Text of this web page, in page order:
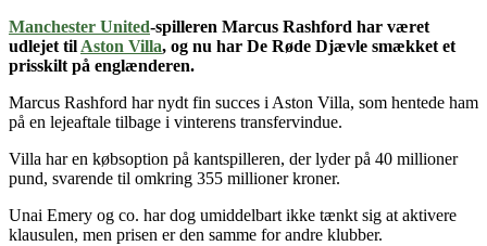
Manchester United-spilleren Marcus Rashford har været
udlejet til Aston Villa, og nu har De Røde Djævle smækket et
prisskilt på englænderen.
Marcus Rashford har nydt fin succes i Aston Villa, som hentede ham
på en lejeaftale tilbage i vinterens transfervindue.
Villa har en købsoption på kantspilleren, der lyder på 40 millioner
pund, svarende til omkring 355 millioner kroner.
Unai Emery og co. har dog umiddelbart ikke tænkt sig at aktivere
klausulen, men prisen er den samme for andre klubber.